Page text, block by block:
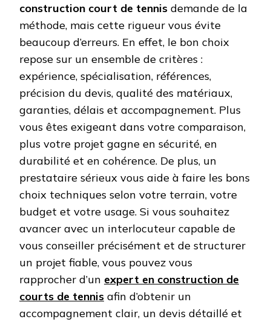
construction court de tennis demande de la
méthode, mais cette rigueur vous évite
beaucoup d’erreurs. En effet, le bon choix
repose sur un ensemble de critères :
expérience, spécialisation, références,
précision du devis, qualité des matériaux,
garanties, délais et accompagnement. Plus
vous êtes exigeant dans votre comparaison,
plus votre projet gagne en sécurité, en
durabilité et en cohérence. De plus, un
prestataire sérieux vous aide à faire les bons
choix techniques selon votre terrain, votre
budget et votre usage. Si vous souhaitez
avancer avec un interlocuteur capable de
vous conseiller précisément et de structurer
un projet fiable, vous pouvez vous
rapprocher d’un expert en construction de
courts de tennis afin d’obtenir un
accompagnement clair, un devis détaillé et